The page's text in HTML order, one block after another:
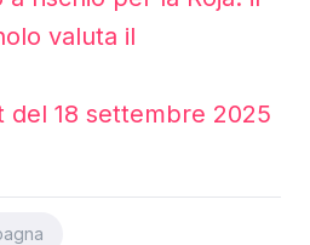
valuta il
del 18 settembre 2025